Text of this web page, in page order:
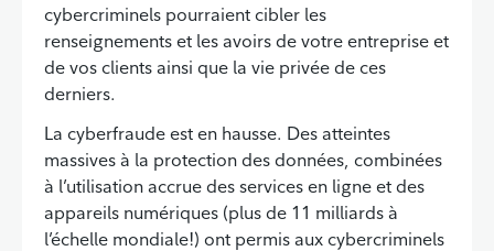
cybercriminels pourraient cibler les
renseignements et les avoirs de votre entreprise et
de vos clients ainsi que la vie privée de ces
derniers.
La cyberfraude est en hausse. Des atteintes
massives à la protection des données, combinées
à l’utilisation accrue des services en ligne et des
appareils numériques (plus de 11 milliards à
l’échelle mondiale!) ont permis aux cybercriminels